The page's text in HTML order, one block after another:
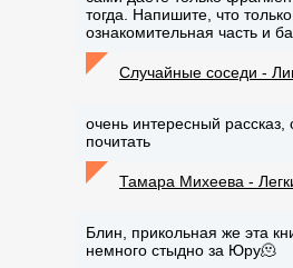
тогда. Напишите, что только
ознакомительная часть и
Случайные соседи -
очень интересный рассказ,
почитать
Тамара Михеева -
Блин, прикольная же эта
немного стыдно за Юру🫠